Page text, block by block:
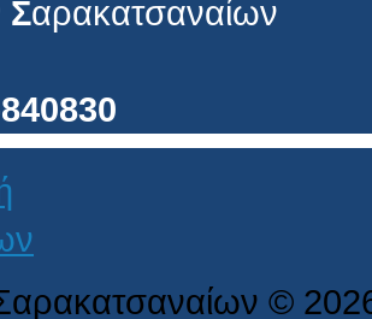
Σαρακατσαναίων
©